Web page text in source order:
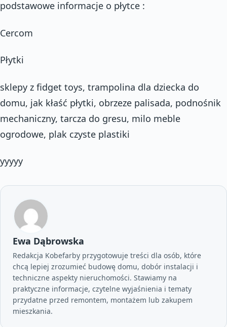
podstawowe informacje o płytce :
Cercom
Płytki
sklepy z fidget toys, trampolina dla dziecka do
domu, jak kłaść płytki, obrzeze palisada, podnośnik
mechaniczny, tarcza do gresu, milo meble
ogrodowe, plak czyste plastiki
yyyyy
Ewa Dąbrowska
Redakcja Kobefarby przygotowuje treści dla osób, które
chcą lepiej zrozumieć budowę domu, dobór instalacji i
techniczne aspekty nieruchomości. Stawiamy na
praktyczne informacje, czytelne wyjaśnienia i tematy
przydatne przed remontem, montażem lub zakupem
mieszkania.